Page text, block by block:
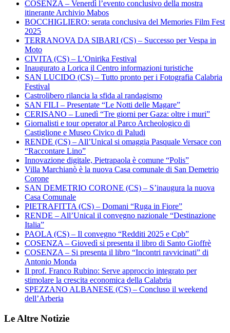
COSENZA – Venerdì l’evento conclusivo della mostra
itinerante Archivio Mabos
BOCCHIGLIERO: serata conclusiva del Memories Film Fest
2025
TERRANOVA DA SIBARI (CS) – Successo per Vespa in
Moto
CIVITA (CS) – L’Onirika Festival
Inaugurato a Lorica il Centro informazioni turistiche
SAN LUCIDO (CS) – Tutto pronto per i Fotografia Calabria
Festival
Castrolibero rilancia la sfida al randagismo
SAN FILI – Presentate “Le Notti delle Magare”
CERISANO – Lunedì “Tre giorni per Gaza: oltre i muri”
Giornalisti e tour operator al Parco Archeologico di
Castiglione e Museo Civico di Paludi
RENDE (CS) – All’Unical si omaggia Pasquale Versace con
“Raccontare Lino”
Innovazione digitale, Pietrapaola è comune “Polis”
Villa Marchianò è la nuova Casa comunale di San Demetrio
Corone
SAN DEMETRIO CORONE (CS) – S’inaugura la nuova
Casa Comunale
PIETRAFITTA (CS) – Domani “Ruga in Fiore”
RENDE – All’Unical il convegno nazionale “Destinazione
Italia”
PAOLA (CS) – Il convegno “Redditi 2025 e Cpb”
COSENZA – Giovedì si presenta il libro di Santo Gioffrè
COSENZA – Si presenta il libro “Incontri ravvicinati” di
Antonio Monda
Il prof. Franco Rubino: Serve approccio integrato per
stimolare la crescita economica della Calabria
SPEZZANO ALBANESE (CS) – Concluso il weekend
dell’Arberia
Le Altre Notizie